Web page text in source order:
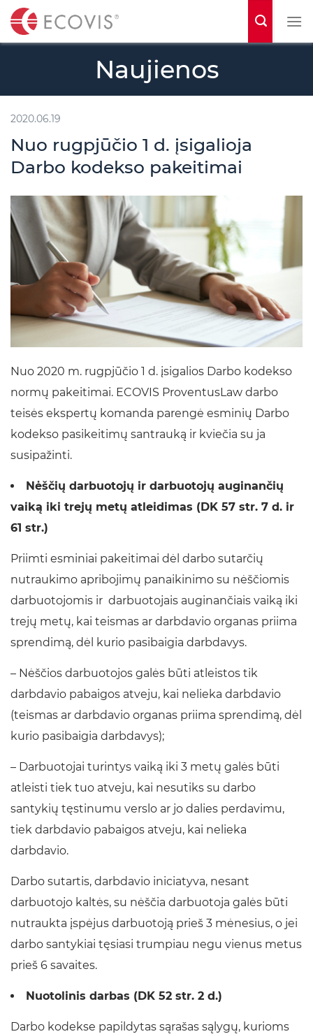
t
Naujienos
2020.06.19
Nuo rugpjūčio 1 d. įsigalioja
Darbo kodekso pakeitimai
Nuo 2020 m. rugpjūčio 1 d. įsigalios Darbo kodekso
normų pakeitimai. ECOVIS ProventusLaw darbo
teisės ekspertų komanda parengė esminių Darbo
kodekso pasikeitimų santrauką ir kviečia su ja
susipažinti.
Nėščių darbuotojų ir darbuotojų auginančių
vaiką iki trejų metų atleidimas (DK 57 str. 7 d. ir
61 str.)
Priimti esminiai pakeitimai dėl darbo sutarčių
nutraukimo apribojimų panaikinimo su nėščiomis
darbuotojomis ir darbuotojais auginančiais vaiką iki
trejų metų, kai teismas ar darbdavio organas priima
sprendimą, dėl kurio pasibaigia darbdavys.
– Nėščios darbuotojos galės būti atleistos tik
darbdavio pabaigos atveju, kai nelieka darbdavio
(teismas ar darbdavio organas priima sprendimą, dėl
kurio pasibaigia darbdavys);
– Darbuotojai turintys vaiką iki 3 metų galės būti
atleisti tiek tuo atveju, kai nesutiks su darbo
santykių tęstinumu verslo ar jo dalies perdavimu,
tiek darbdavio pabaigos atveju, kai nelieka
darbdavio.
Darbo sutartis, darbdavio iniciatyva, nesant
darbuotojo kaltės, su nėščia darbuotoja galės būti
nutraukta įspėjus darbuotoją prieš 3 mėnesius, o jei
darbo santykiai tęsiasi trumpiau negu vienus metus
prieš 6 savaites.
Nuotolinis darbas (DK 52 str. 2 d.)
Darbo kodekse papildytas sąrašas sąlygų, kurioms